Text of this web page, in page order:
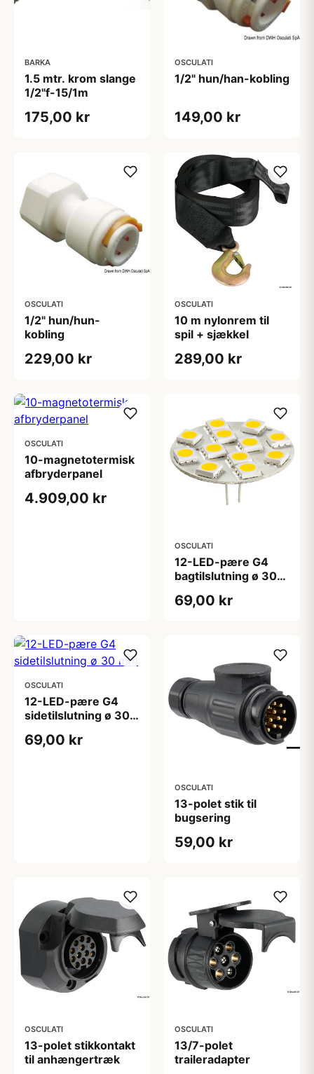
BARKA
1.5 mtr. krom slange
1/2"f-15/1m
175,00 kr
OSCULATI
1/2" hun/han-kobling
149,00 kr
OSCULATI
1/2" hun/hun-
kobling
229,00 kr
OSCULATI
10 m nylonrem til
spil + sjækkel
289,00 kr
OSCULATI
10-magnetotermisk
afbryderpanel
4.909,00 kr
OSCULATI
12-LED-pære G4
bagtilslutning ø 30
69,00 kr
OSCULATI
12-LED-pære G4
sidetilslutning ø 30
69,00 kr
OSCULATI
13-polet stik til
bugsering
59,00 kr
OSCULATI
13-polet stikkontakt
til anhængertræk
OSCULATI
13/7-polet
traileradapter